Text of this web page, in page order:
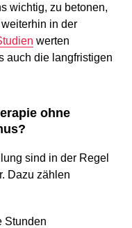
wichtig, zu betonen,
in der
werten
auch die langfristigen
ohne
sind in der Regel
Dazu zählen
Stunden